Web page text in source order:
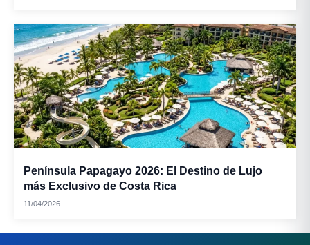
Península Papagayo 2026: El Destino de Lujo
más Exclusivo de Costa Rica
11/04/2026